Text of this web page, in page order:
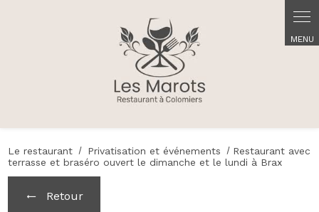
Le restaurant Privatisation et événements
Restaurant avec
terrasse et braséro ouvert le dimanche et le lundi à Brax
Retour